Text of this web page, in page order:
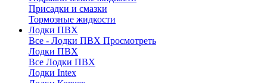
Присадки и смазки
Тормозные жидкости
Лодки ПВХ
Все - Лодки ПВХ Просмотреть
Лодки ПВХ
Все Лодки ПВХ
Лодки Intex